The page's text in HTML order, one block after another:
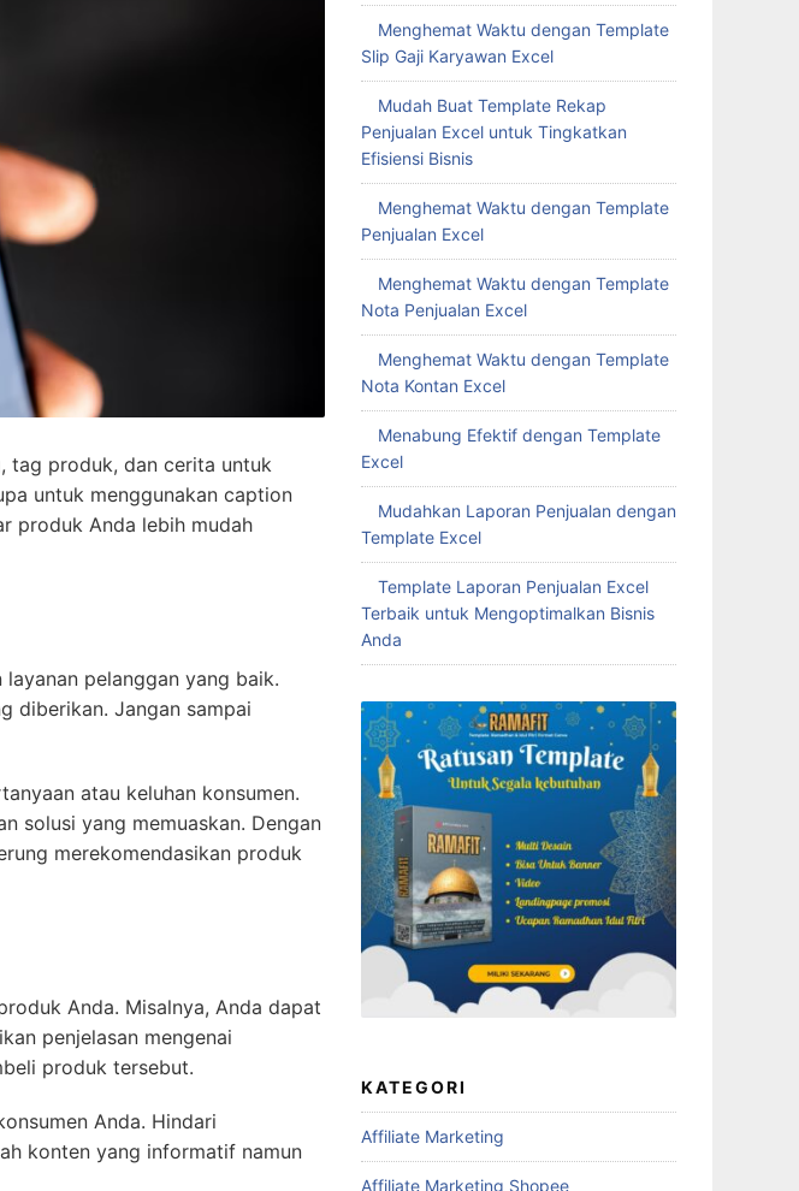
tag produk, dan cerita untuk
untuk menggunakan caption
produk Anda lebih mudah
pelanggan yang baik.
diberikan. Jangan sampai
atau keluhan konsumen.
solusi yang memuaskan. Dengan
merekomendasikan produk
Anda. Misalnya, Anda dapat
penjelasan mengenai
produk tersebut.
Anda. Hindari
konten yang informatif namun
Menghemat Waktu dengan Template
Slip Gaji Karyawan Excel
Mudah Buat Template Rekap
Penjualan Excel untuk Tingkatkan
Efisiensi Bisnis
Menghemat Waktu dengan Template
Penjualan Excel
Menghemat Waktu dengan Template
Nota Penjualan Excel
Menghemat Waktu dengan Template
Nota Kontan Excel
Menabung Efektif dengan Template
Excel
Mudahkan Laporan Penjualan dengan
Template Excel
Template Laporan Penjualan Excel
Terbaik untuk Mengoptimalkan Bisnis
Anda
KATEGORI
Affiliate Marketing
Affiliate Marketing Shopee